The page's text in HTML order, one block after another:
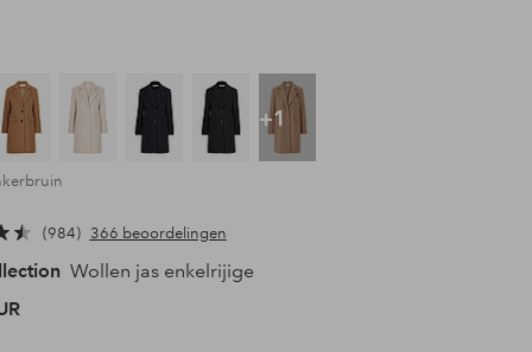
+1
984 366 beoordelingen
Wollen jas enkelrijige